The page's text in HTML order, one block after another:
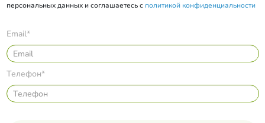
персональных данных и соглашаетесь с политикой конфиденциальности
Email*
Телефон*